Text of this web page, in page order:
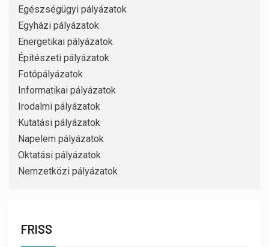
Egészségügyi pályázatok
Egyházi pályázatok
Energetikai pályázatok
Építészeti pályázatok
Fotópályázatok
Informatikai pályázatok
Irodalmi pályázatok
Kutatási pályázatok
Napelem pályázatok
Oktatási pályázatok
Nemzetközi pályázatok
FRISS